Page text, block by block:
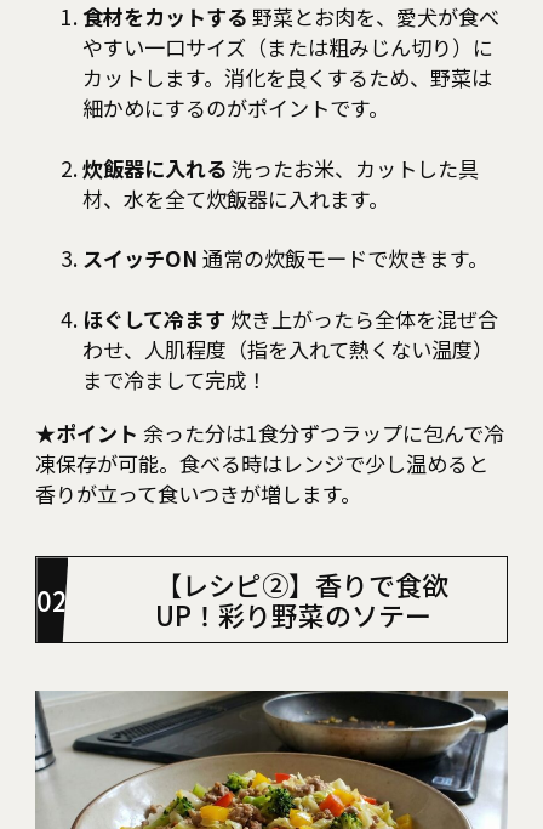
食材をカットする 野菜とお肉を、愛犬が食べ
やすい一口サイズ（または粗みじん切り）に
カットします。消化を良くするため、野菜は
細かめにするのがポイントです。
炊飯器に入れる 洗ったお米、カットした具
材、水を全て炊飯器に入れます。
スイッチON 通常の炊飯モードで炊きます。
ほぐして冷ます 炊き上がったら全体を混ぜ合
わせ、人肌程度（指を入れて熱くない温度）
まで冷まして完成！
★ポイント 余った分は1食分ずつラップに包んで冷
凍保存が可能。食べる時はレンジで少し温めると
香りが立って食いつきが増します。
【レシピ②】香りで食欲
UP！彩り野菜のソテー